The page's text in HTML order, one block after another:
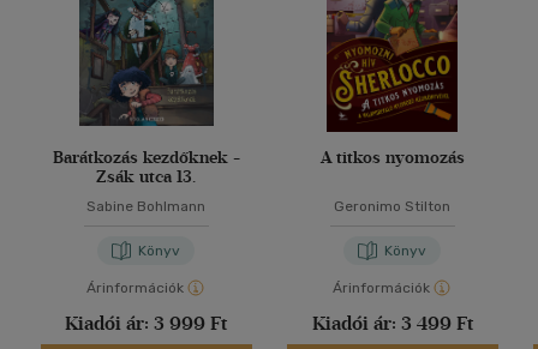
Barátkozás kezdőknek -
Zsák utca 13.
Sabine Bohlmann
Könyv
Árinformációk
Kiadói ár: 3 999 Ft
A titkos nyomozás
Geronimo Stilton
Könyv
Árinformációk
Kiadói ár: 3 499 Ft